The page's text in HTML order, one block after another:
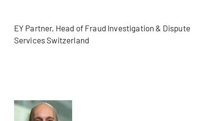
EY Partner, Head of Fraud Investigation & Dispute
Services Switzerland